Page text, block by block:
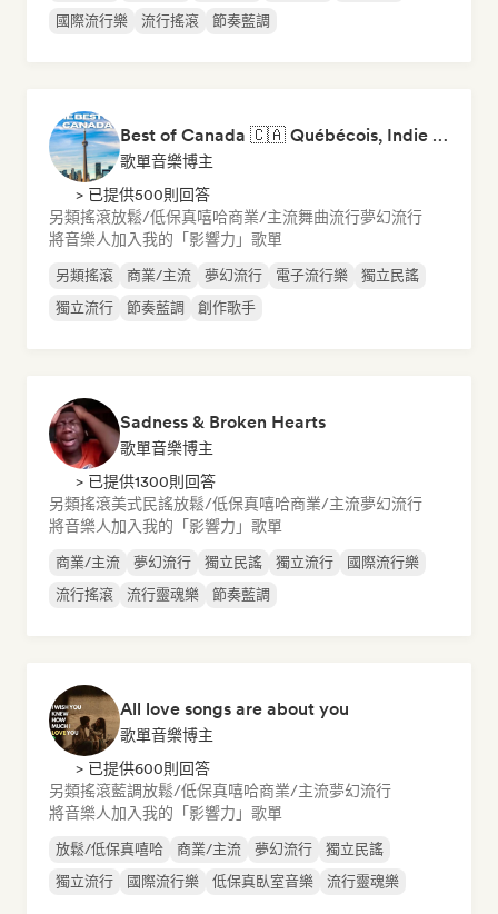
國際流行樂
流行搖滾 節奏藍調
Best of Canada 🇨🇦 Québécois, Indie Pop & Homegrown Anthems
歌單音樂博主
> 已提供500則回答
另類搖滾放鬆/低保真嘻哈商業/主流舞曲流行夢幻流行
將音樂人加入我的「影響力」歌單
另類搖滾 商業/主流 夢幻流行 電子流行樂
獨立民謠
獨立流行
節奏藍調 創作歌手
Sadness & Broken Hearts
歌單音樂博主
> 已提供1300則回答
另類搖滾美式民謠放鬆/低保真嘻哈商業/主流夢幻流行
將音樂人加入我的「影響力」歌單
商業/主流 夢幻流行 獨立民謠 獨立流行
國際流行樂
流行搖滾
流行靈魂樂 節奏藍調
All love songs are about you
歌單音樂博主
> 已提供600則回答
另類搖滾藍調放鬆/低保真嘻哈商業/主流夢幻流行
將音樂人加入我的「影響力」歌單
放鬆/低保真嘻哈 商業/主流 夢幻流行
獨立民謠
獨立流行
國際流行樂 低保真臥室音樂 流行靈魂樂